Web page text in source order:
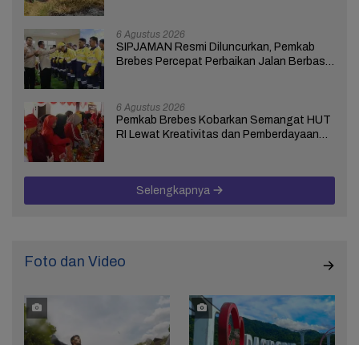
6 Agustus 2026
SIPJAMAN Resmi Diluncurkan, Pemkab
Brebes Percepat Perbaikan Jalan Berbasis
6 Agustus 2026
Pemkab Brebes Kobarkan Semangat HUT
RI Lewat Kreativitas dan Pemberdayaan
Selengkapnya
Foto dan Video